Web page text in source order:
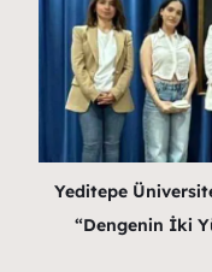
Yeditepe
“Dengenin İki